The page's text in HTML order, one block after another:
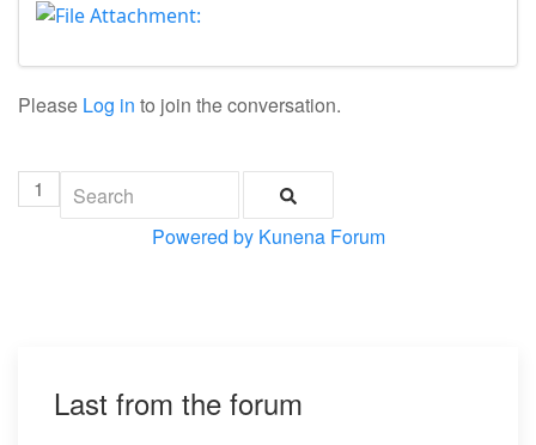
Please Log in to join the conversation.
1
Powered by Kunena Forum
Last from the forum